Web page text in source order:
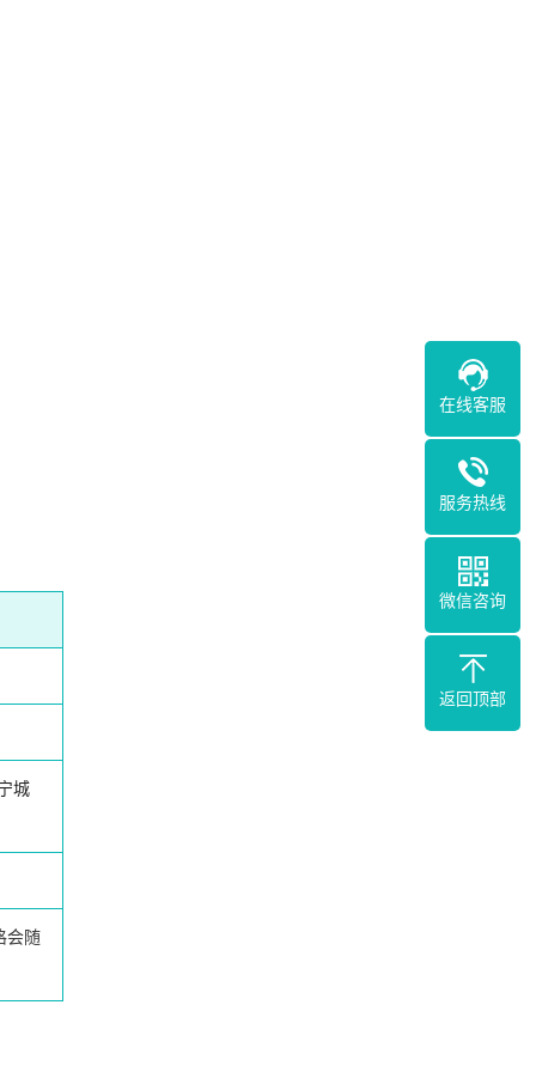
城
会随
在线客服
服务热线
微信咨询
返回顶部